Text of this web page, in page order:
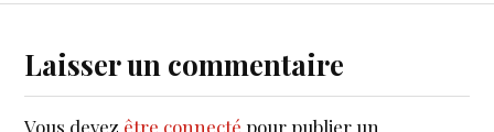
Laisser un commentaire
Vous devez être connecté pour publier un